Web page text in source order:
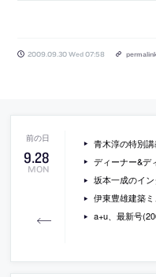
2009.09.30 Wed 07:58 permalink
9.28
MON
青木淳の特別講義”ド
ディーナー&デ
坂本一成のイ
伊東豊雄建築
a+u、最新号